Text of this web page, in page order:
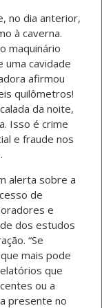
no dia anterior,
à caverna.
maquinário
cavidade
afirmou
quilômetros!
da noite,
Isso é crime
e fraude nos
alerta sobre a
de
e
dos estudos
“Se
mais pode
que
ou a
presente no